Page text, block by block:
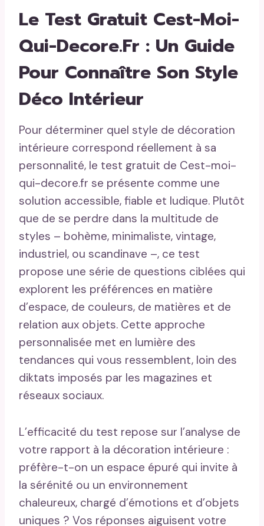
Le Test Gratuit Cest-Moi-
Qui-Decore.fr : Un Guide
Pour Connaître Son Style
Déco Intérieur
Pour déterminer quel style de décoration
intérieure correspond réellement à sa
personnalité, le test gratuit de Cest-moi-
qui-decore.fr se présente comme une
solution accessible, fiable et ludique. Plutôt
que de se perdre dans la multitude de
styles – bohème, minimaliste, vintage,
industriel, ou scandinave –, ce test
propose une série de questions ciblées qui
explorent les préférences en matière
d’espace, de couleurs, de matières et de
relation aux objets. Cette approche
personnalisée met en lumière des
tendances qui vous ressemblent, loin des
diktats imposés par les magazines et
réseaux sociaux.
L’efficacité du test repose sur l’analyse de
votre rapport à la décoration intérieure :
préfère-t-on un espace épuré qui invite à
la sérénité ou un environnement
chaleureux, chargé d’émotions et d’objets
uniques ? Vos réponses aiguisent votre